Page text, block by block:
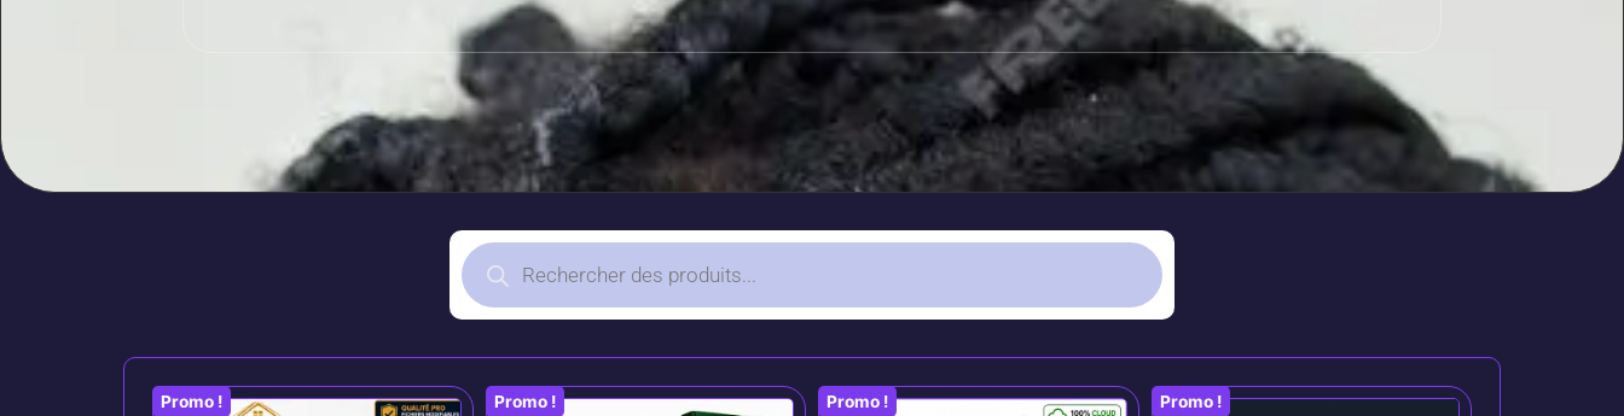
Promo ! Promo ! Promo ! Promo !